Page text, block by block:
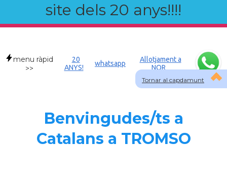
site dels 20 anys!!!!
Tornar al capdamunt
menu ràpid
>>
20
ANYS!
whatsapp
Allotjament a
NOR
Benvingudes/ts a
Catalans a TROMSO